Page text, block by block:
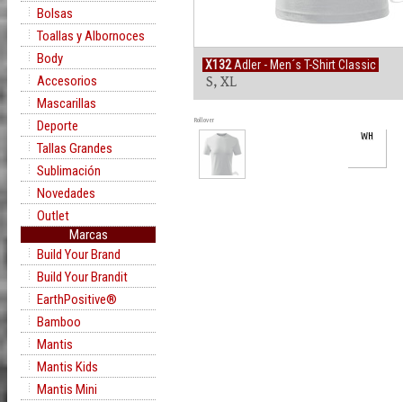
Bolsas
Toallas y Albornoces
Body
Accesorios
Mascarillas
Deporte
Tallas Grandes
Sublimación
Novedades
Outlet
Marcas
Build Your Brand
Build Your Brandit
EarthPositive®
Bamboo
Mantis
Mantis Kids
Mantis Mini
X132Adler - Men´s T-Shirt Classic
S, XL
Rollover
WH